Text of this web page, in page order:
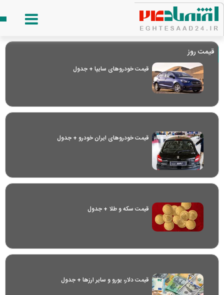
قیمت روز
قیمت خودرو‌های سایپا + جدول
قیمت خودرو‌های ایران خودرو + جدول
قیمت سکه و طلا + جدول
قیمت دلار، یورو و سایر ارز‌ها + جدول